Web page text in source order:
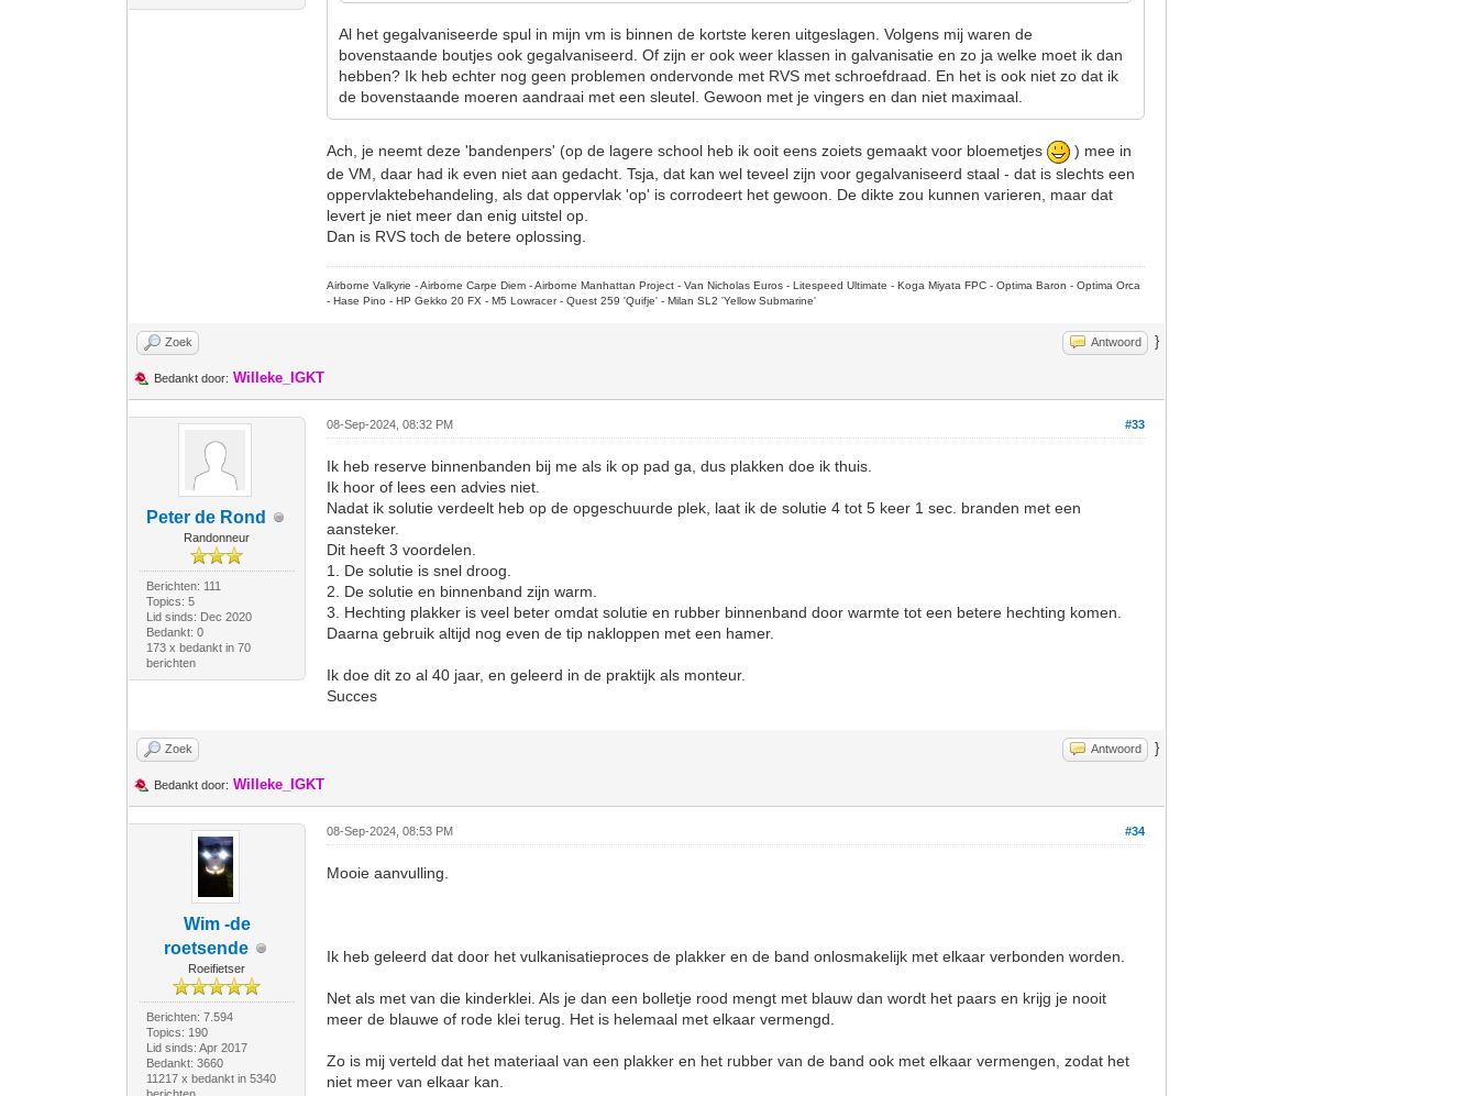
Al het gegalvaniseerde spul in mijn vm is binnen de kortste keren uitgeslagen. Volgens mij waren de
bovenstaande boutjes ook gegalvaniseerd. Of zijn er ook weer klassen in galvanisatie en zo ja welke moet ik dan
hebben? Ik heb echter nog geen problemen ondervonde met RVS met schroefdraad. En het is ook niet zo dat ik
de bovenstaande moeren aandraai met een sleutel. Gewoon met je vingers en dan niet maximaal.
Ach, je neemt deze 'bandenpers' (op de lagere school heb ik ooit eens zoiets gemaakt voor bloemetjes
) mee in
de VM, daar had ik even niet aan gedacht. Tsja, dat kan wel teveel zijn voor gegalvaniseerd staal - dat is slechts een
oppervlaktebehandeling, als dat oppervlak 'op' is corrodeert het gewoon. De dikte zou kunnen varieren, maar dat
levert je niet meer dan enig uitstel op.
Dan is RVS toch de betere oplossing.
Airborne Valkyrie - Airborne Carpe Diem - Airborne Manhattan Project - Van Nicholas Euros - Litespeed Ultimate - Koga Miyata FPC - Optima Baron - Optima Orca
- Hase Pino - HP Gekko 20 FX - M5 Lowracer - Quest 259 'Quifje' - Milan SL2 'Yellow Submarine'
Zoek Antwoord }
Bedankt door: Willeke_IGKT
Peter de Rond
Randonneur
Berichten: 111
Topics: 5
Lid sinds: Dec 2020
Bedankt: 0
173 x bedankt in 70
berichten
#33
08-Sep-2024, 08:32 PM
Ik heb reserve binnenbanden bij me als ik op pad ga, dus plakken doe ik thuis.
Ik hoor of lees een advies niet.
Nadat ik solutie verdeelt heb op de opgeschuurde plek, laat ik de solutie 4 tot 5 keer 1 sec. branden met een
aansteker.
Dit heeft 3 voordelen.
1. De solutie is snel droog.
2. De solutie en binnenband zijn warm.
3. Hechting plakker is veel beter omdat solutie en rubber binnenband door warmte tot een betere hechting komen.
Daarna gebruik altijd nog even de tip nakloppen met een hamer.
Ik doe dit zo al 40 jaar, en geleerd in de praktijk als monteur.
Succes
Zoek Antwoord }
Bedankt door: Willeke_IGKT
Wim -de
roetsende
Roeifietser
Berichten: 7.594
Topics: 190
Lid sinds: Apr 2017
Bedankt: 3660
11217 x bedankt in 5340
#34
08-Sep-2024, 08:53 PM
Mooie aanvulling.
Ik heb geleerd dat door het vulkanisatieproces de plakker en de band onlosmakelijk met elkaar verbonden worden.
Net als met van die kinderklei. Als je dan een bolletje rood mengt met blauw dan wordt het paars en krijg je nooit
meer de blauwe of rode klei terug. Het is helemaal met elkaar vermengd.
Zo is mij verteld dat het materiaal van een plakker en het rubber van de band ook met elkaar vermengen, zodat het
niet meer van elkaar kan.